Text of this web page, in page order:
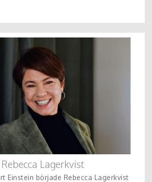
Rebecca Lagerkvist
Einstein började Rebecca Lagerkvist